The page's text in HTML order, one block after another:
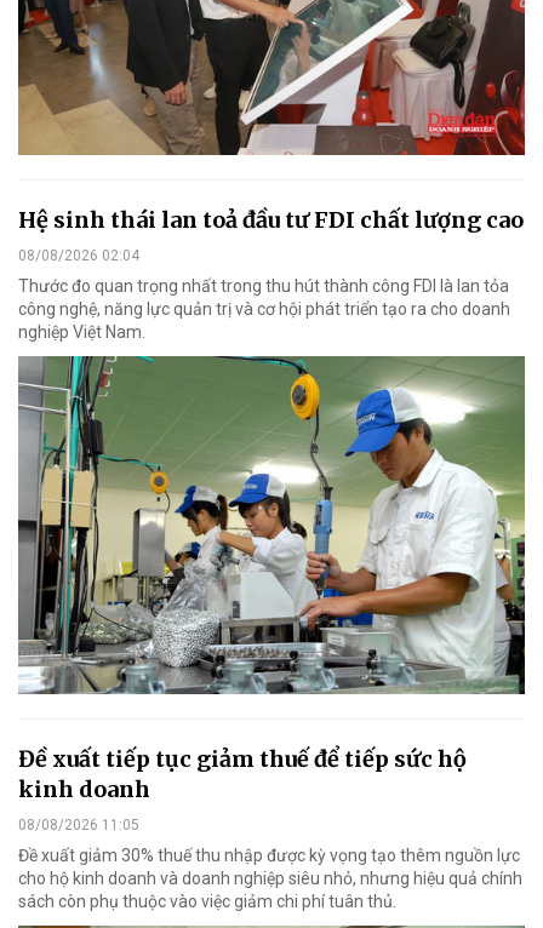
Hệ sinh thái lan toả đầu tư FDI chất lượng cao
08/08/2026 02:04
Thước đo quan trọng nhất trong thu hút thành công FDI là lan tỏa
công nghệ, năng lực quản trị và cơ hội phát triển tạo ra cho doanh
nghiệp Việt Nam.
Đề xuất tiếp tục giảm thuế để tiếp sức hộ
kinh doanh
08/08/2026 11:05
Đề xuất giảm 30% thuế thu nhập được kỳ vọng tạo thêm nguồn lực
cho hộ kinh doanh và doanh nghiệp siêu nhỏ, nhưng hiệu quả chính
sách còn phụ thuộc vào việc giảm chi phí tuân thủ.